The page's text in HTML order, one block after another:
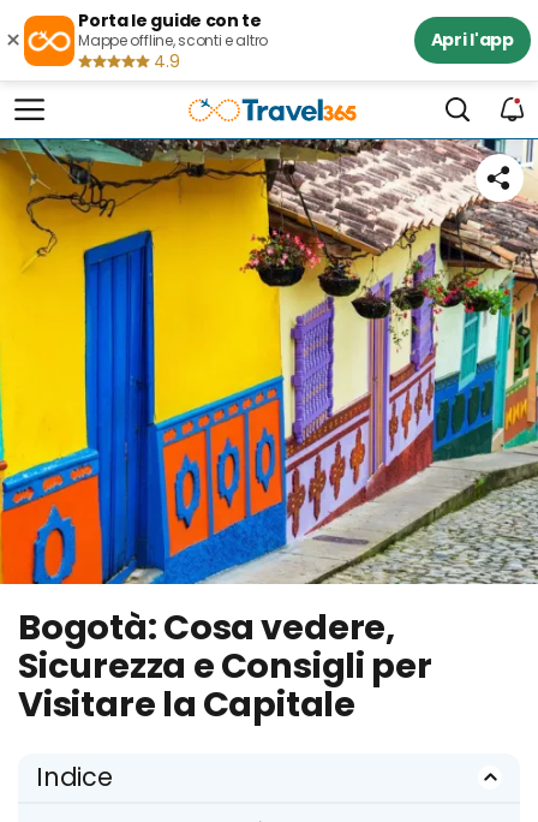
×
Porta le guide con te
Mappe offline, sconti e altro
4.9
Apri l'app
Bogotà: Cosa vedere,
Sicurezza e Consigli per
Visitare la Capitale
Indice